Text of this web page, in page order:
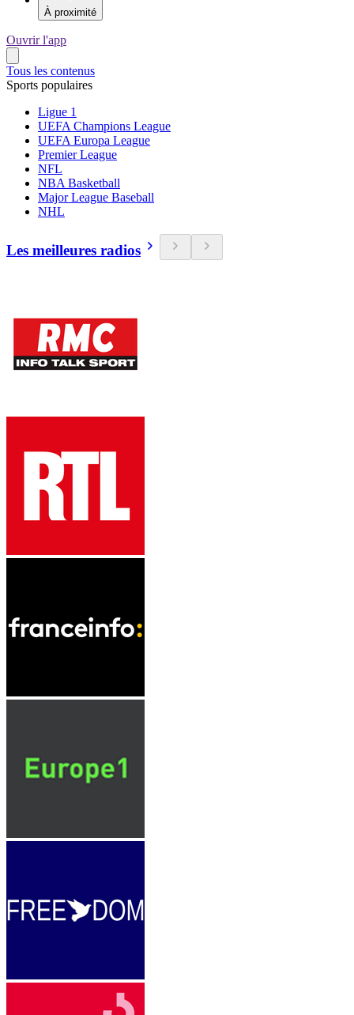
À proximité
Ouvrir l'app
Tous les contenus
Sports populaires
Ligue 1
UEFA Champions League
UEFA Europa League
Premier League
NFL
NBA Basketball
Major League Baseball
NHL
Les meilleures radios